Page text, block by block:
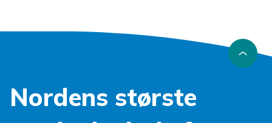
Nordens største